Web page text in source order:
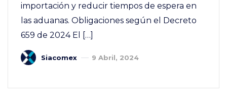
importación y reducir tiempos de espera en
las aduanas. Obligaciones según el Decreto
659 de 2024 El […]
Siacomex 9 Abril, 2024